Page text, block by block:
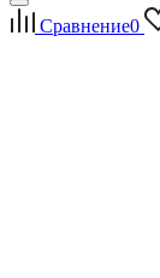
Сравнение0